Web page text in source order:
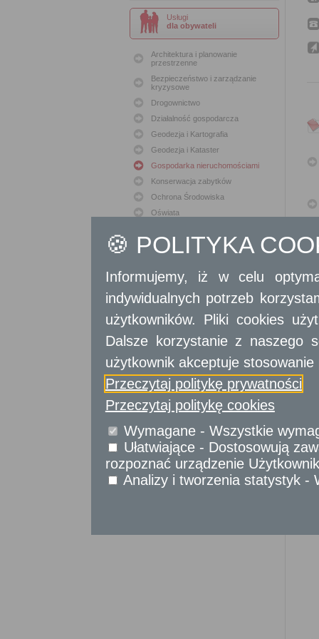
Usługi
dla obywateli
Architektura i planowanie
przestrzenne
Bezpieczeństwo i zarządzanie
kryzysowe
Drogownictwo
Działalność gospodarcza
Geodezja i Kartografia
Geodezja i Kataster
Gospodarka nieruchomościami
Konserwacja zabytków
Ochrona Środowiska
Oświata
Polityka lokalowa
Skargi i wnioski
Sport i Rekreacja
Sprawy komunalne
Sprawy komunikacyjne
Sprawy obywatelskie
Urząd Stanu Cywilnego
Usługi
dla przedsiębiorców
Usługidla instytucji,
urzędów
🍪 POLITYKA
Informujemy, iż w celu
indywidualnych potrzeb
użytkowników. Pliki cookies
Dalsze korzystanie z naszego
użytkownik akceptuje stosowanie
Przeczytaj politykę prywatności
Przeczytaj politykę cookies
Wymagane - Wszystkie
Ułatwiające - Dostosowują
rozpoznać urządzenie
Analizy i tworzenia statystyk -